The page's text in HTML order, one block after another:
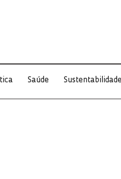
Saúde Sustentabilidade